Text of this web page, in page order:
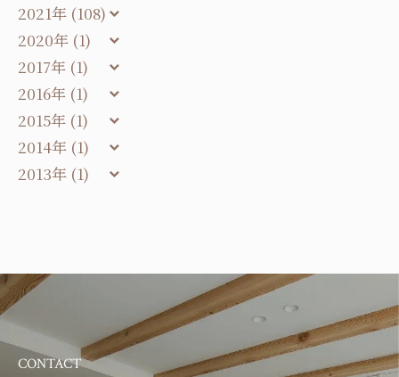
2021年 (108)
2020年 (1)
2017年 (1)
2016年 (1)
2015年 (1)
2014年 (1)
2013年 (1)
CONTACT